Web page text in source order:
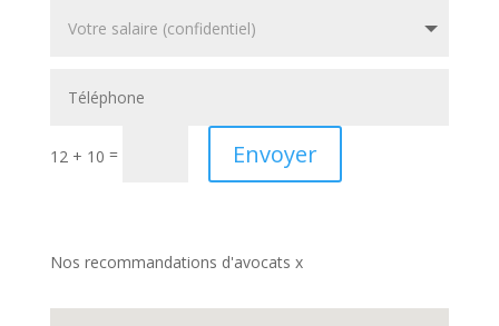
12 + 10 = Envoyer
Nos recommandations d'avocats x